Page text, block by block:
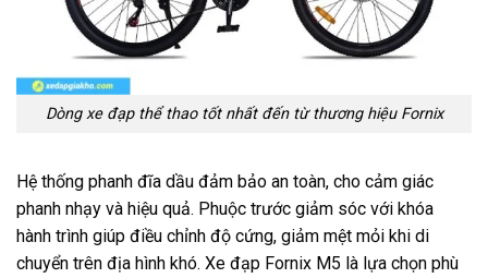
Dòng xe đạp thể thao tốt nhất đến từ thương hiệu Fornix
Hệ thống phanh đĩa dầu đảm bảo an toàn, cho cảm giác
phanh nhạy và hiệu quả. Phuộc trước giảm sóc với khóa
hành trình giúp điều chỉnh độ cứng, giảm mệt mỏi khi di
chuyển trên địa hình khó. Xe đạp Fornix M5 là lựa chọn phù